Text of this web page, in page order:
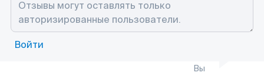
Войти
Вы